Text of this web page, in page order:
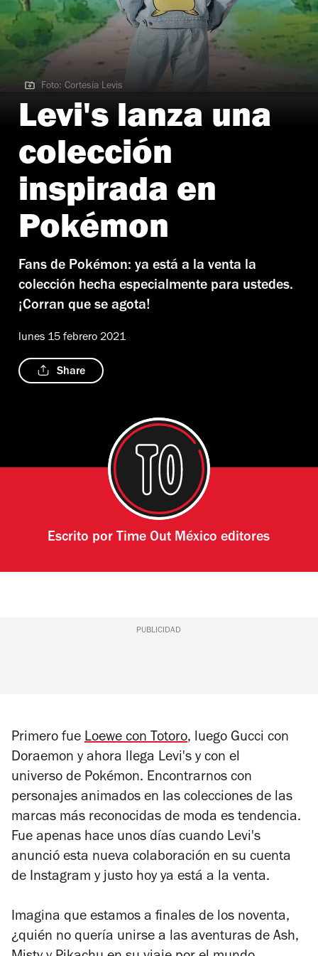
Foto: Cortesía Levis
Foto: Cortesía Levis
Levi's lanza una
colección
inspirada en
Pokémon
Fans de Pokémon: ya está a la venta la
colección hecha especialmente para ustedes.
¡Corran que se agota!
lunes 15 febrero 2021
Share
Escrito por Time Out México editores
PUBLICIDAD
Primero fue Loewe con Totoro, luego Gucci con
Doraemon y ahora llega Levi's y con el
universo de Pokémon. Encontrarnos con
personajes animados en las colecciones de las
marcas más reconocidas de moda es tendencia.
Fue apenas hace unos días cuando Levi's
anunció esta nueva colaboración en su cuenta
de Instagram y justo hoy ya está a la venta.
Imagina que estamos a finales de los noventa,
¿quién no quería unirse a las aventuras de Ash,